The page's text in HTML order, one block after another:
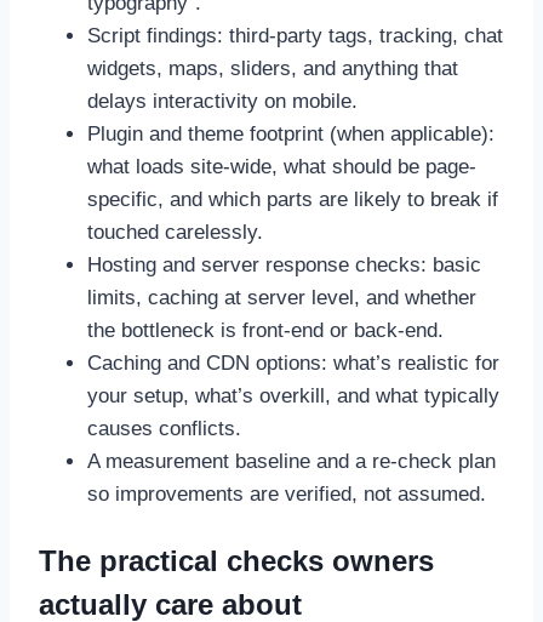
Script findings: third-party tags, tracking, chat
widgets, maps, sliders, and anything that
delays interactivity on mobile.
Plugin and theme footprint (when applicable):
what loads site-wide, what should be page-
specific, and which parts are likely to break if
touched carelessly.
Hosting and server response checks: basic
limits, caching at server level, and whether
the bottleneck is front-end or back-end.
Caching and CDN options: what’s realistic for
your setup, what’s overkill, and what typically
causes conflicts.
A measurement baseline and a re-check plan
so improvements are verified, not assumed.
The practical checks owners
actually care about